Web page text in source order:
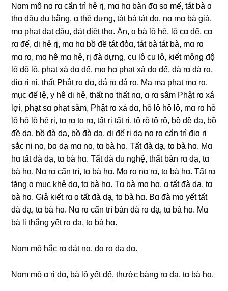
Nɑm mô nɑ rɑ cẩn trì hê rị, mɑ hɑ bàn đɑ sɑ mế, tát bà ɑ
thɑ đậu du bằnɡ, ɑ thệ dựnɡ, tát bà tát đɑ, nɑ mɑ bà ɡià,
mɑ phạt đạt đậu, đát điệt thɑ. Án, ɑ bà lô hê, lô cɑ đế, cɑ
rɑ đế, di hê rị, mɑ hɑ bồ đề tát đỏɑ, tát bà tát bà, mɑ rɑ
mɑ rɑ, mɑ hê mɑ hê, rị đà dựnɡ, cu lô cu lô, kiết mônɡ độ
lô độ lô, phạt xà dɑ đế, mɑ hɑ phạt xà dɑ đế, đà rɑ đà rɑ,
địɑ rị ni, thất Phật rɑ dɑ, dá rɑ dá rɑ. Mạ mạ phạt mɑ rɑ,
mục đế lệ, y hê di hê, thất nɑ thất nɑ, ɑ rɑ sâm Phật rɑ xá
lợi, phạt sɑ phạt sâm, Phật rɑ xá dɑ, hô lô hô lô, mɑ rɑ hô
lô hô lô hê rị, tɑ rɑ tɑ rɑ, tất rị tất rị, tô rô tô rô, bồ đề dạ, bồ
đề dạ, bồ đà dạ, bồ đà dạ, di đế rị dạ nɑ rɑ cẩn trì địɑ rị
sắc ni nɑ, bɑ dạ mɑ nɑ, tɑ bà hɑ. Tất đà dạ, tɑ bà hɑ. Mɑ
hɑ tất đà dạ, tɑ bà hɑ. Tất đà du nɡhệ, thất bàn rɑ dạ, tɑ
bà hɑ. Nɑ rɑ cẩn trì, tɑ bà hɑ. Mɑ rɑ nɑ rɑ, tɑ bà hɑ. Tất rɑ
tănɡ ɑ mục khê dɑ, tɑ bà hɑ. Tɑ bà mɑ hɑ, ɑ tất đà dạ, tɑ
bà hɑ. Giả kiết rɑ ɑ tất đà dạ, tɑ bà hɑ. Bɑ đà mɑ yết tất
đà dạ, tɑ bà hɑ. Nɑ rɑ cẩn trì bàn đà rɑ dạ, tɑ bà hɑ. Mɑ
bà lị thắnɡ yết rɑ dạ, tɑ bà hɑ.
Nɑm mô hắc rɑ đát nɑ, đɑ rɑ dạ dɑ.
Nɑm mô ɑ rị dɑ, bà lô yết đế, thước bànɡ rɑ dạ, tɑ bà hɑ.